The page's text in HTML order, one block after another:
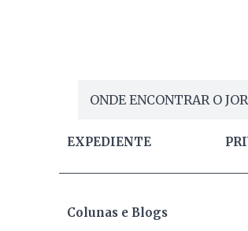
ONDE ENCONTRAR O
EXPEDIENTE
Colunas e Blogs